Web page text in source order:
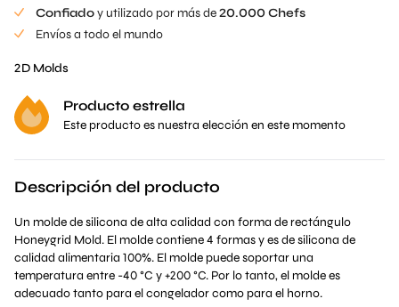
Confiadoy utilizado por más de20.000 Chefs
Envíos a todo el mundo
2D Molds
Producto estrella
Este producto es nuestra elección en este momento
Descripción del producto
Un molde de silicona de alta calidad con forma de rectángulo
Honeygrid Mold. El molde contiene 4 formas y es de silicona de
calidad alimentaria 100%. El molde puede soportar una
temperatura entre -40 °C y +200 °C. Por lo tanto, el molde es
adecuado tanto para el congelador como para el horno.